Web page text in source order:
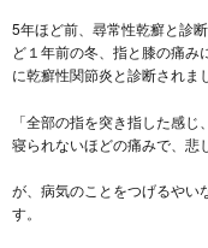
5年ほど前、尋常性乾癬と診
ど１年前の冬、指と膝の痛
に乾癬性関節炎と診断されま
「全部の指を突き指した感
寝られないほどの痛みで、悲
が、病気のことをつげるやい
す。